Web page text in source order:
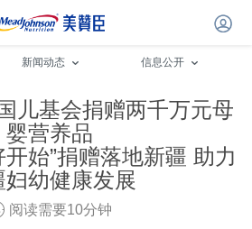
新闻动态 信息公开
儿基会捐赠两千万元母
婴营养品
始”捐赠落地新疆 助力
妇幼健康发展
阅读需要10分钟